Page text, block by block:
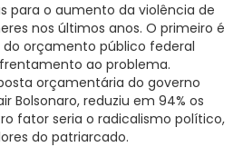
para o aumento da violência de
nos últimos anos. O primeiro é
orçamento público federal
ao problema.
orçamentária do governo
Bolsonaro, reduziu em 94% os
fator seria o radicalismo político,
do patriarcado.